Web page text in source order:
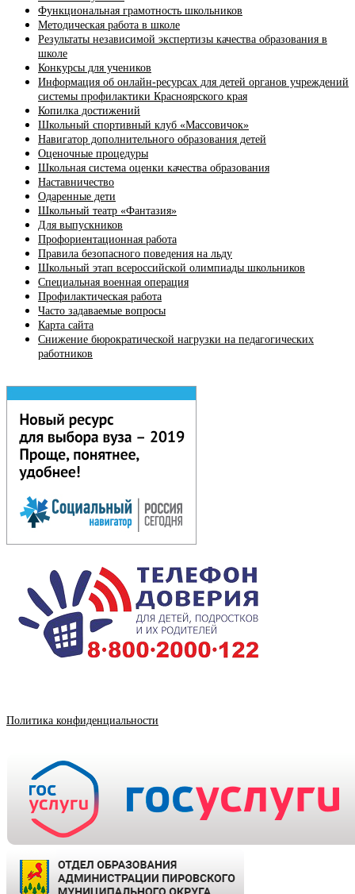
Функциональная грамотность школьников
Методическая работа в школе
Результаты независимой экспертизы качества образования в
школе
Конкурсы для учеников
Информация об онлайн-ресурсах для детей органов учреждений
системы профилактики Красноярского края
Копилка достижений
Школьный спортивный клуб «Массовичок»
Навигатор дополнительного образования детей
Оценочные процедуры
Школьная система оценки качества образования
Наставничество
Одаренные дети
Школьный театр «Фантазия»
Для выпускников
Профориентационная работа
Правила безопасного поведения на льду
Школьный этап всероссийской олимпиады школьников
Специальная военная операция
Профилактическая работа
Часто задаваемые вопросы
Карта сайта
Снижение бюрократической нагрузки на педагогических
работников
Политика конфиденциальности